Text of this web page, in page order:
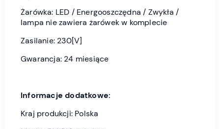
Żarówka: LED / Energooszczędna / Zwykła /
lampa nie zawiera żarówek w komplecie
Zasilanie: 230[V]
Gwarancja: 24 miesiące
Informacje dodatkowe:
Kraj produkcji: Polska